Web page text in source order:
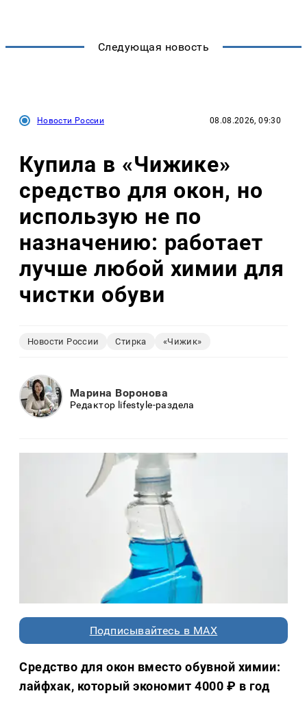
Следующая новость
Новости России 08.08.2026, 09:30
Купила в «Чижике»
средство для окон, но
использую не по
назначению: работает
лучше любой химии для
чистки обуви
Новости России Стирка «Чижик»
Марина Воронова
Редактор lifestyle-раздела
Подписывайтесь в MAX
Средство для окон вместо обувной химии:
лайфхак, который экономит 4000 ₽ в год